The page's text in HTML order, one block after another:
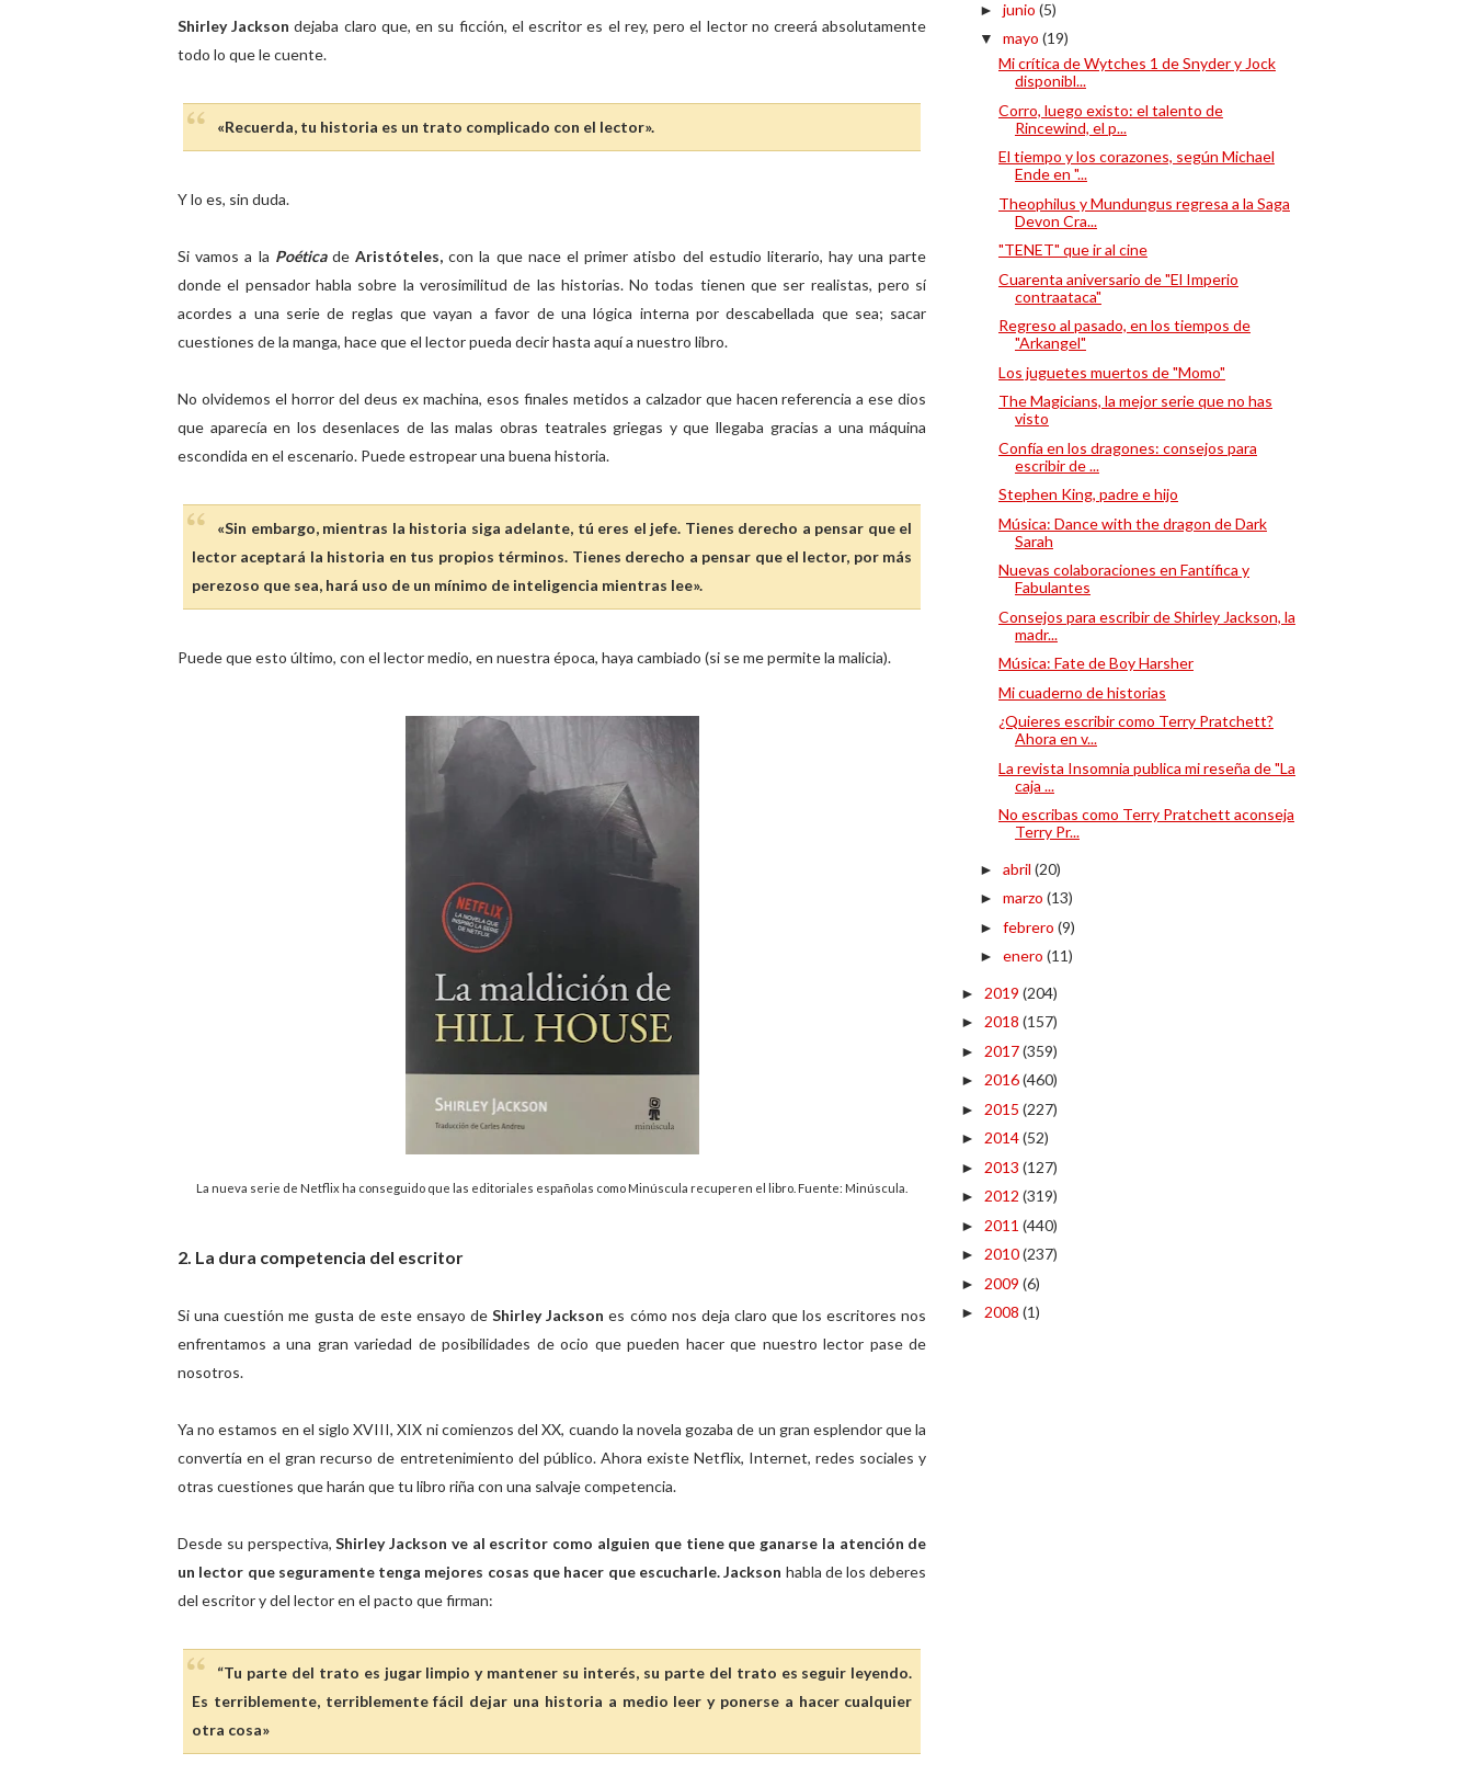
Shirley Jackson dejaba claro que, en su ficción, el escritor es el rey, pero el lector no creerá absolutamente
todo lo que le cuente.
«Recuerda, tu historia es un trato complicado con el lector».
Y lo es, sin duda.
Si vamos a la Poética deAristóteles,con la que nace el primer atisbo del estudio literario, hay una parte
donde el pensador habla sobre la verosimilitud de las historias. No todas tienen que ser realistas, pero sí
acordes a una serie de reglas que vayan a favor de una lógica interna por descabellada que sea; sacar
cuestiones de la manga, hace que el lector pueda decir hasta aquí a nuestro libro.
No olvidemos el horror del deus ex machina, esos finales metidos a calzador que hacen referencia a ese dios
que aparecía en los desenlaces de las malas obras teatrales griegas y que llegaba gracias a una máquina
escondida en el escenario. Puede estropear una buena historia.
«Sin embargo, mientras la historia siga adelante, tú eres el jefe. Tienes derecho a pensar que el
lector aceptará la historia en tus propios términos. Tienes derecho a pensar que el lector, por más
perezoso que sea, hará uso de un mínimo de inteligencia mientras lee».
Puede que esto último, con el lector medio, en nuestra época, haya cambiado (si se me permite la malicia).
La nueva serie de Netflix ha conseguido que las editoriales españolas como Minúscula recuperen el libro. Fuente: Minúscula.
2. La dura competencia del escritor
Si una cuestión me gusta de este ensayo deShirley Jackson es cómo nos deja claro que los escritores nos
enfrentamos a una gran variedad de posibilidades de ocio que pueden hacer que nuestro lector pase de
nosotros.
Ya no estamos en el siglo XVIII, XIX ni comienzos del XX, cuando la novela gozaba de un gran esplendor que la
convertía en el gran recurso de entretenimiento del público. Ahora existe Netflix, Internet, redes sociales y
otras cuestiones que harán que tu libro riña con una salvaje competencia.
Desde su perspectiva,Shirley Jackson ve al escritor como alguien que tiene que ganarse la atención de
un lector que seguramente tenga mejores cosas que hacer que escucharle.Jackson habla de los deberes
del escritor y del lector en el pacto que firman:
“Tu parte del trato es jugar limpio y mantener su interés, su parte del trato es seguir leyendo.
Es terriblemente, terriblemente fácil dejar una historia a medio leer y ponerse a hacer cualquier
otra cosa»
► junio (5)
▼ mayo (19)
Mi crítica de Wytches 1 de Snyder y Jock
disponibl...
Corro, luego existo: el talento de
Rincewind, el p...
El tiempo y los corazones, según Michael
Ende en "...
Theophilus y Mundungus regresa a la Saga
Devon Cra...
"TENET" que ir al cine
Cuarenta aniversario de "El Imperio
contraataca"
Regreso al pasado, en los tiempos de
"Arkangel"
Los juguetes muertos de "Momo"
The Magicians, la mejor serie que no has
visto
Confía en los dragones: consejos para
escribir de ...
Stephen King, padre e hijo
Música: Dance with the dragon de Dark
Sarah
Nuevas colaboraciones en Fantífica y
Fabulantes
Consejos para escribir de Shirley Jackson, la
madr...
Música: Fate de Boy Harsher
Mi cuaderno de historias
¿Quieres escribir como Terry Pratchett?
Ahora en v...
La revista Insomnia publica mi reseña de "La
caja ...
No escribas como Terry Pratchett aconseja
Terry Pr...
► abril (20)
► marzo (13)
► febrero (9)
► enero (11)
► 2019 (204)
► 2018 (157)
► 2017(359)
► 2016(460)
► 2015 (227)
► 2014(52)
► 2013 (127)
► 2012 (319)
► 2011 (440)
► 2010(237)
► 2009 (6)
► 2008 (1)